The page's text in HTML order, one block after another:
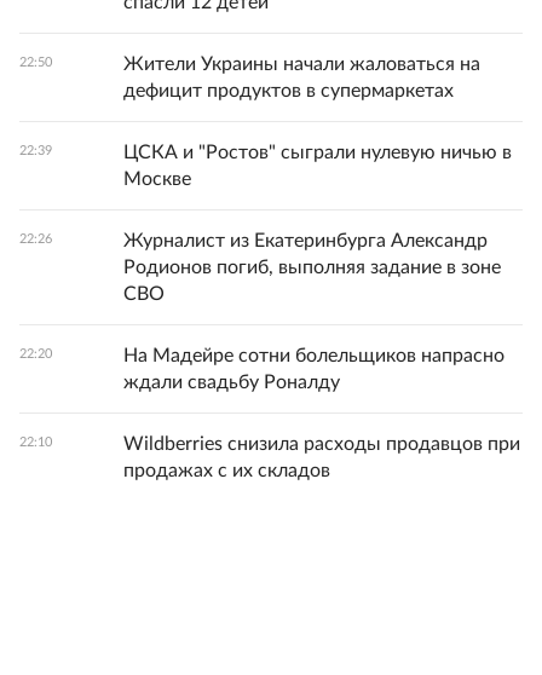
22:50
Жители Украины начали жаловаться на
дефицит продуктов в супермаркетах
22:39
ЦСКА и "Ростов" сыграли нулевую ничью в
Москве
22:26
Журналист из Екатеринбурга Александр
Родионов погиб, выполняя задание в зоне
СВО
22:20
На Мадейре сотни болельщиков напрасно
ждали свадьбу Роналду
22:10
Wildberries снизила расходы продавцов при
продажах с их складов